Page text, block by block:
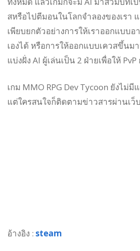
สหรือไปตีมอนในโลกจำลองของเรา
เพียบยกตัวอย่างการให้เราออกแบบอ
เองได้ หรือการให้ออกแบบเควสขึ้นม
แบ่งฝั่ง AI ผู้เล่นเป็น 2 ฝ่ายเพื่อให้ PvP
เกม MMO RPG Dev Tycoon ยังไม่
แต่ใครสนใจก็ติดตามข่าวสารผ่านเว็
อ้างอิง : steam